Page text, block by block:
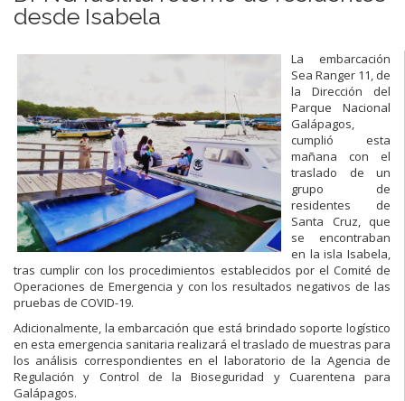
desde Isabela
La embarcación
Sea Ranger 11, de
la Dirección del
Parque Nacional
Galápagos,
cumplió esta
mañana con el
traslado de un
grupo de
residentes de
Santa Cruz, que
se encontraban
en la isla Isabela,
tras cumplir con los procedimientos establecidos por el Comité de
Operaciones de Emergencia y con los resultados negativos de las
pruebas de COVID-19.
Adicionalmente, la embarcación que está brindado soporte logístico
en esta emergencia sanitaria realizará el traslado de muestras para
los análisis correspondientes en el laboratorio de la Agencia de
Regulación y Control de la Bioseguridad y Cuarentena para
Galápagos.